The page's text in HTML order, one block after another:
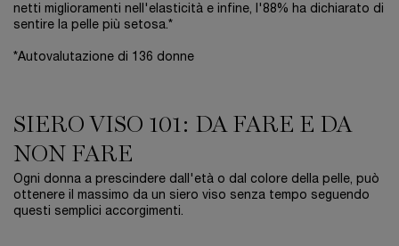
netti miglioramenti nell'elasticità e infine, l'88% ha dichiarato di
sentire la pelle più setosa.*
*Autovalutazione di 136 donne
SIERO VISO 101: DA FARE E DA
NON FARE
Ogni donna a prescindere dall'età o dal colore della pelle, può
ottenere il massimo da un siero viso senza tempo seguendo
questi semplici accorgimenti.